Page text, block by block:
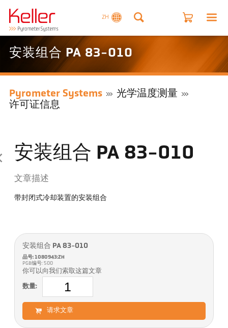
ZH
安装组合 PA 83-010
Pyrometer Systems
光学温度测量
许可证信息
安装组合 PA 83-010
文章描述
带封闭式冷却装置的安装组合
安装组合 PA 83-010
品号: 1080943:ZH
PGB编号: 500
你可以向我们索取这篇文章
数量:
请求文章